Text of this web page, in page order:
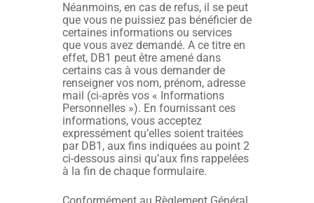
Néanmoins, en cas de refus, il se peut
que vous ne puissiez pas bénéficier de
certaines informations ou services
que vous avez demandé. A ce titre en
effet, DB1 peut être amené dans
certains cas à vous demander de
renseigner vos nom, prénom, adresse
mail (ci-après vos « Informations
Personnelles »). En fournissant ces
informations, vous acceptez
expressément qu’elles soient traitées
par DB1, aux fins indiquées au point 2
ci-dessous ainsi qu’aux fins rappelées
à la fin de chaque formulaire.